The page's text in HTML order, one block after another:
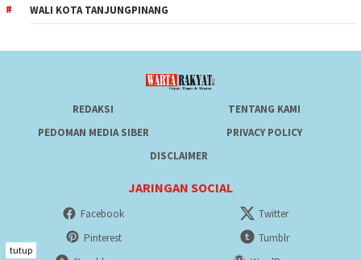
WALI KOTA TANJUNGPINANG
REDAKSI
TENTANG KAMI
PEDOMAN MEDIA SIBER
PRIVACY POLICY
DISCLAIMER
JARINGAN SOCIAL
Facebook
Twitter
Pinterest
Tumblr
tutup